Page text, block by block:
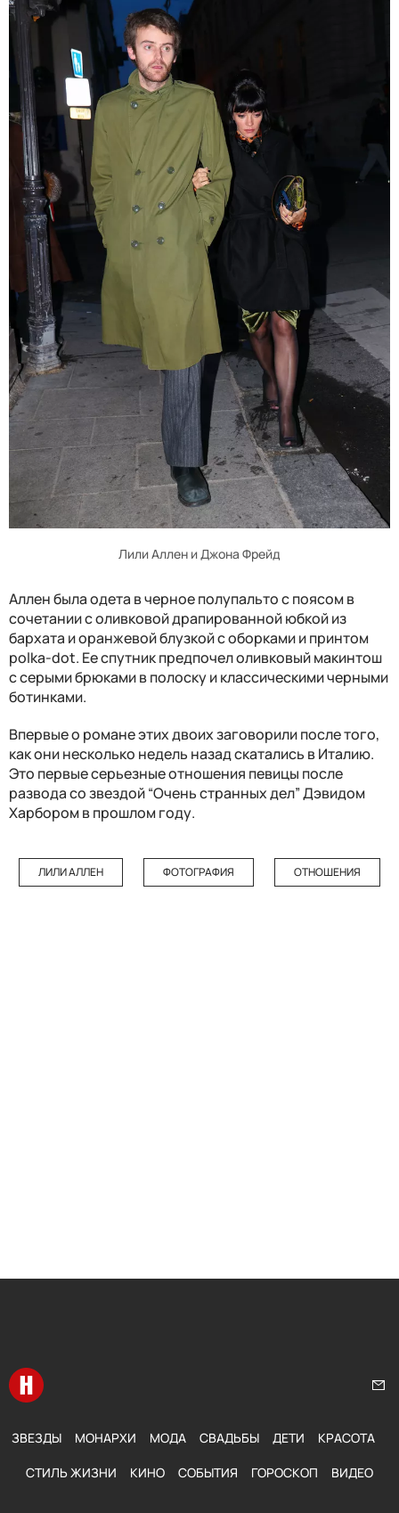
Лили Аллен и Джона Фрейд
Аллен была одета в черное полупальто с поясом в
сочетании с оливковой драпированной юбкой из
бархата и оранжевой блузкой с оборками и принтом
polka-dot. Ее спутник предпочел оливковый макинтош
с серыми брюками в полоску и классическими черными
ботинками.
Впервые о романе этих двоих заговорили после того,
как они несколько недель назад скатались в Италию.
Это первые серьезные отношения певицы после
развода со звездой “Очень странных дел” Дэвидом
Харбором в прошлом году.
ЛИЛИ АЛЛЕН ФОТОГРАФИЯ ОТНОШЕНИЯ
Перейти на главную
ЗВЕЗДЫ МОНАРХИ МОДА СВАДЬБЫ ДЕТИ КРАСОТА
СТИЛЬ ЖИЗНИ КИНО СОБЫТИЯ ГОРОСКОП ВИДЕО